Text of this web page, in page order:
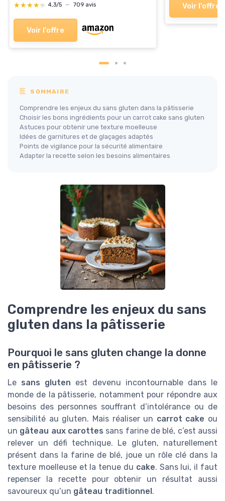
★★★★★
★★★★★ 4,3/5 — 709 avis
Voir l'offre
Voir l'offre
SOMMAIRE
Comprendre les enjeux du sans gluten dans la pâtisserie
Choisir les bons ingrédients pour un carrot cake sans gluten
Astuces pour obtenir une texture moelleuse
Idées de garnitures et de glaçages adaptés
Points de vigilance pour la sécurité alimentaire
Adapter la recette selon les besoins alimentaires
Comprendre les enjeux du sans
gluten dans la pâtisserie
Pourquoi le sans gluten change la donne
en pâtisserie ?
Le sans gluten est devenu incontournable dans le
monde de la pâtisserie, notamment pour répondre aux
besoins des personnes souffrant d’intolérance ou de
sensibilité au gluten. Mais réaliser un carrot cake ou
un gâteau aux carottes sans farine de blé, c’est aussi
relever un défi technique. Le gluten, naturellement
présent dans la farine de blé, joue un rôle clé dans la
texture moelleuse et la tenue du cake. Sans lui, il faut
repenser la recette pour obtenir un résultat aussi
savoureux qu’un gâteau traditionnel.